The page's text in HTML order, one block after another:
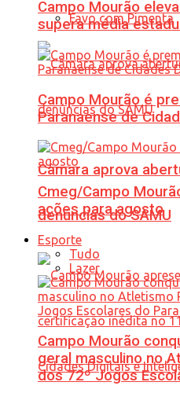
Favo com Pimenta
Câmara aprova
denúncias do SAMU
Campo Mourão
supera média
Campo Mourão é
Paranaense de
Cmeg/Campo
ações para agosto
Esporte
Tudo
Lazer
Campo Mourão
geral masculino no
dos 72º Jogos